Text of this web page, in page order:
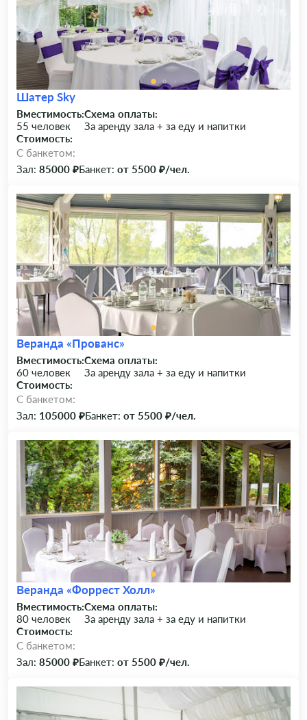
Шатер Sky
Вместимость:
55 человек
Схема оплаты:
За аренду зала + за еду и напитки
Стоимость:
C банкетом:
Зал: 85000 ₽Банкет: от 5500 ₽/чел.
Веранда «Прованс»
Вместимость:
60 человек
Схема оплаты:
За аренду зала + за еду и напитки
Стоимость:
C банкетом:
Зал: 105000 ₽Банкет: от 5500 ₽/чел.
Веранда «Форрест Холл»
Вместимость:
80 человек
Схема оплаты:
За аренду зала + за еду и напитки
Стоимость:
C банкетом:
Зал: 85000 ₽Банкет: от 5500 ₽/чел.